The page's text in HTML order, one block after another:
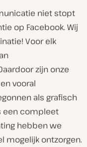
niet stopt
op Facebook. Wij
Voor elk
zijn onze
vooral
als grafisch
een compleet
hebben we
mogelijk ontzorgen.